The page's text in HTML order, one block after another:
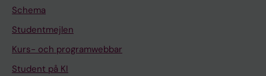
Schema
Studentmejlen
Kurs- och programwebbar
Student på KI